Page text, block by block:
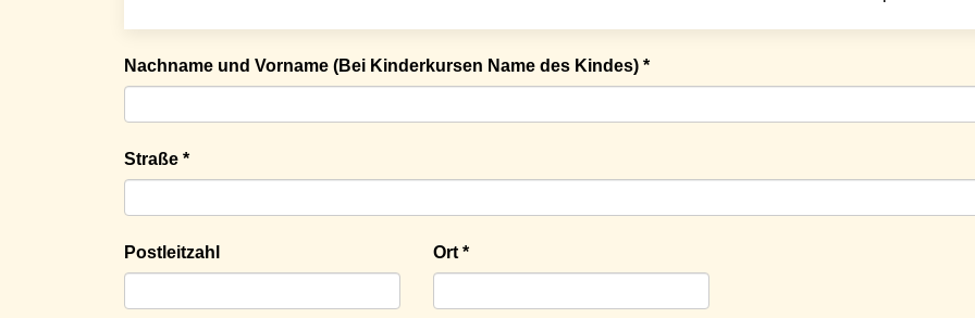
Nachname und Vorname (Bei Kinderkursen Name des Kindes) *
Straße *
Postleitzahl Ort *